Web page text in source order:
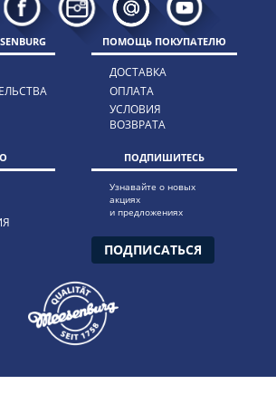
ПОМОЩЬ ПОКУПАТЕЛЮ
ДОСТАВКА
ОПЛАТА
УСЛОВИЯ
ВОЗВРАТА
ПОДПИШИТЕСЬ
Узнавайте о новых
акциях
и предложениях
ПОДПИСАТЬСЯ